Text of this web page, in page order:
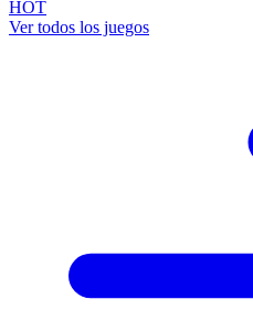
HOT
Ver todos los juegos